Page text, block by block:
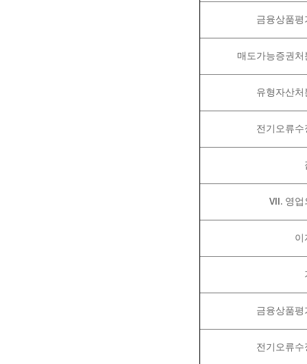
금융상품평
매도가능증권처
유형자산처
전기오류수
VII. 영업
이
금융상품평
전기오류수